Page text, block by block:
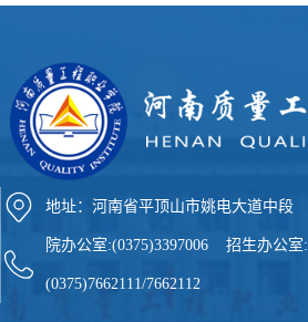
地址：河南省平顶山市姚电大道中段
院办公室:(0375)3397006 招生办公室:
(0375)7662111/7662112